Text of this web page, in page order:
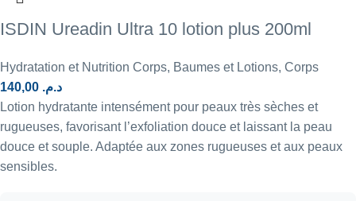
ISDIN Ureadin Ultra 10 lotion plus 200ml
Hydratation et Nutrition Corps, Baumes et Lotions, Corps
د.م.
Lotion hydratante intensément pour peaux très sèches et
rugueuses, favorisant l’exfoliation douce et laissant la peau
douce et souple. Adaptée aux zones rugueuses et aux peaux
sensibles.